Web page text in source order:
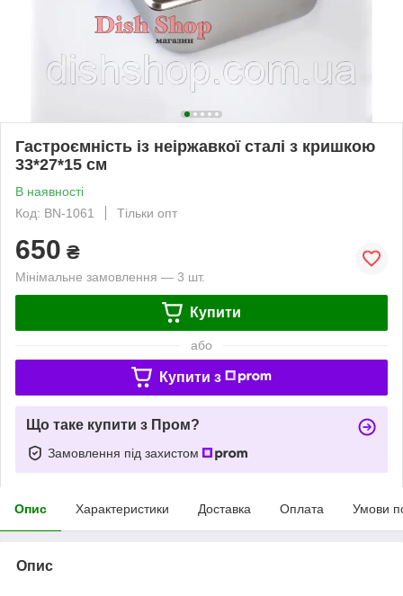
Гастроємність із неіржавкої сталі з кришкою
33*27*15 см
В наявності
Код: BN-1061
Тільки опт
650 ₴
Мінімальне замовлення — 3 шт.
Купити
або
Купити з
Що таке купити з Пром?
Замовлення під захистом
Опис Характеристики Доставка Оплата Умови
Опис